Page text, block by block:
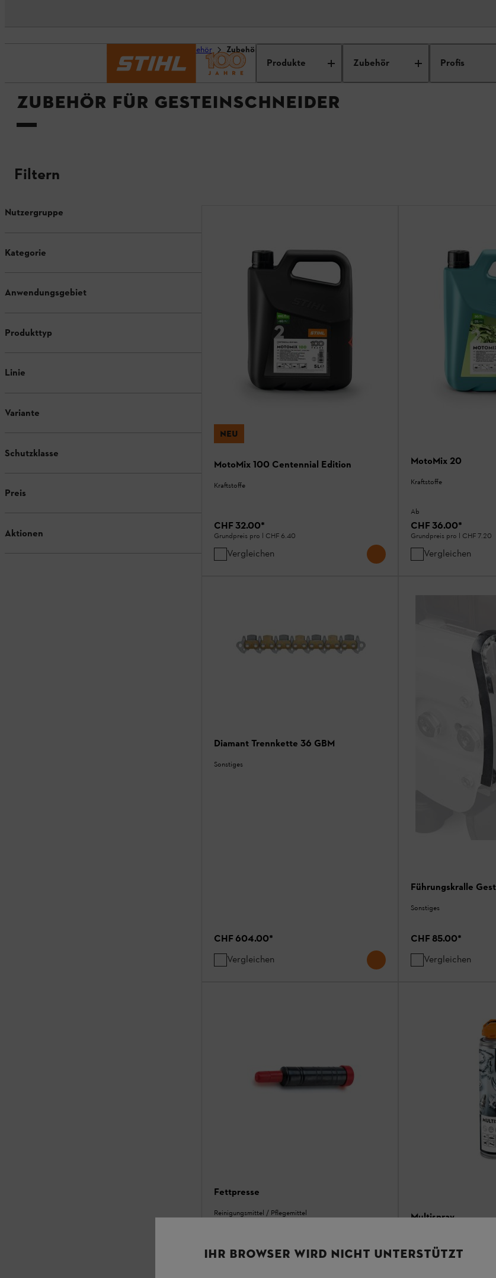
Produkte Zubehör Profis
Produktzubehör Zubehör für Gesteinschneider
ZUBEHÖR FÜR GESTEINSCHNEIDER
Filtern
Nutzergruppe
Kategorie
Anwendungsgebiet
Produkttyp
Linie
Variante
Schutzklasse
Preis
Aktionen
NEU
MotoMix 100 Centennial Edition
Kraftstoffe
CHF 32.00*
Grundpreis pro l CHF 6.40
Vergleichen
MotoMix 20
Kraftstoffe
Ab
CHF 36.00*
Grundpreis pro l CHF 7.20
Vergleichen
Diamant Trennkette 36 GBM
Sonstiges
CHF 604.00*
Vergleichen
Führungskralle
Sonstiges
CHF 85.00*
Vergleichen
Fettpresse
Reinigungsmittel / Pflegemittel Multispray
IHR BROWSER WIRD NICHT UNTERSTÜTZT